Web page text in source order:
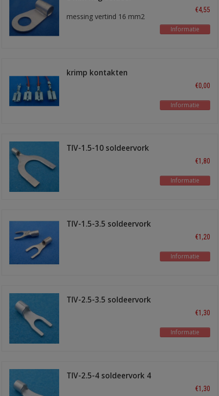
messing vertind 16 mm2
€4,55
Informatie
krimp kontakten
solderen
€0,00
Informatie
TIV-1.5-10 soldeervork
€1,80
Informatie
TIV-1.5-3.5 soldeervork
€1,20
Informatie
TIV-2.5-3.5 soldeervork
€1,30
Informatie
TIV-2.5-4 soldeervork 4
€1,30